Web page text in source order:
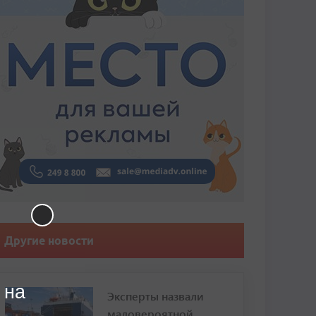
Другие новости
Эксперты назвали